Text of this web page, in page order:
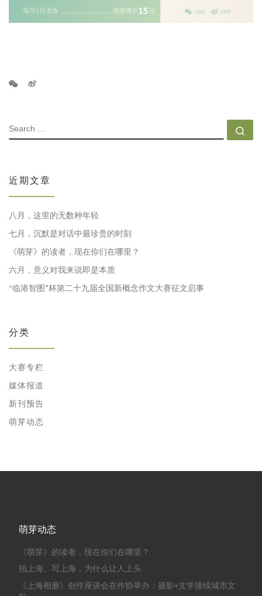
SEARCH
近期文章
八月，这里的无数种年轻
七月，沉默是对话中最珍贵的时刻
《萌芽》的读者，现在你们在哪里？
六月，意义对我来说即是本质
“临港智图”杯第二十九届全国新概念作文大赛征文启事
分类
大赛专栏
媒体报道
新刊预告
萌芽动态
萌芽动态
《萌芽》的读者，现在你们在哪里？
拍上海、写上海，为什么让人上头
《上海相册》创作座谈会在作协举办：摄影+文学接续城市文